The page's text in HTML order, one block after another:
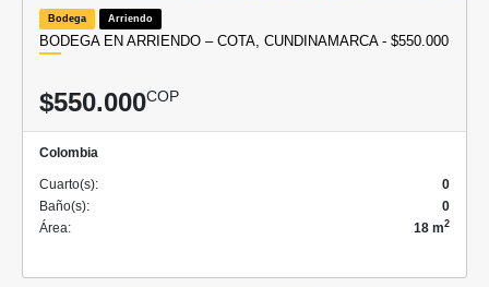
Bodega Arriendo
BODEGA EN ARRIENDO – COTA, CUNDINAMARCA - $550.000
$550.000COP
Colombia
Cuarto(s):
0
Baño(s):
0
Área:
18 m2